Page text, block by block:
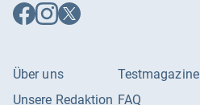
Auf
Facebook
Auf
Instagram
Auf
X
Über uns
Unsere Redaktion
Testmagazine
FAQ